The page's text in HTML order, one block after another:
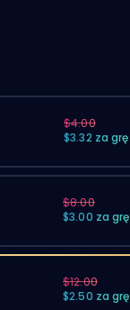
$4.00
$3.32 za grę
$8.00
$3.00 za grę
$12.00
$2.50 za grę